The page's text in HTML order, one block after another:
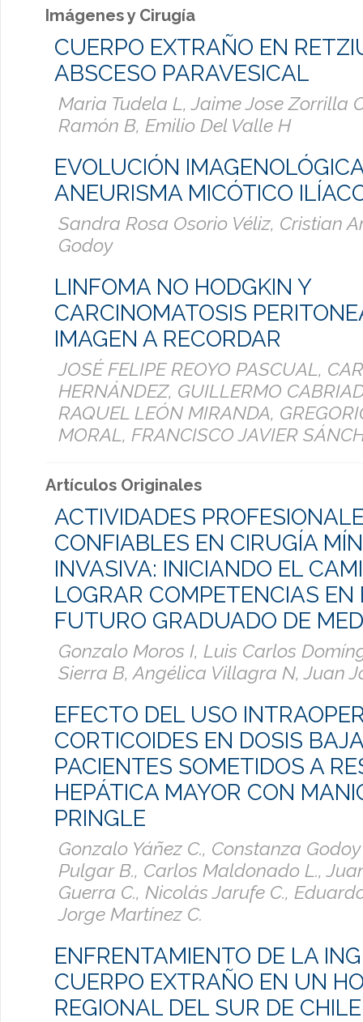
Imágenes y Cirugía
CUERPO EXTRAÑO EN
ABSCESO PARAVESICAL
Maria Tudela L, Jaime Jose Zorrilla
Ramón B, Emilio Del Valle H
EVOLUCIÓN
ANEURISMA MICÓTICO
Sandra Rosa Osorio Véliz, Cristian
Godoy
LINFOMA NO HODGKIN Y
CARCINOMATOSIS
IMAGEN A RECORDAR
JOSÉ FELIPE REOYO PASCUAL,
HERNÁNDEZ, GUILLERMO
RAQUEL LEÓN MIRANDA,
MORAL, FRANCISCO JAVIER
Artículos Originales
ACTIVIDADES
CONFIABLES EN CIRUGÍA
INVASIVA: INICIANDO EL
LOGRAR COMPETENCIAS EN
FUTURO GRADUADO DE
Gonzalo Moros I, Luis Carlos
Sierra B, Angélica Villagra N, Juan
EFECTO DEL USO
CORTICOIDES EN DOSIS
PACIENTES SOMETIDOS A
HEPÁTICA MAYOR CON
PRINGLE
Gonzalo Yáñez C., Constanza
Pulgar B., Carlos Maldonado L.,
Guerra C., Nicolás Jarufe C.,
Jorge Martínez C.
ENFRENTAMIENTO DE LA
CUERPO EXTRAÑO EN UN
REGIONAL DEL SUR DE CHILE